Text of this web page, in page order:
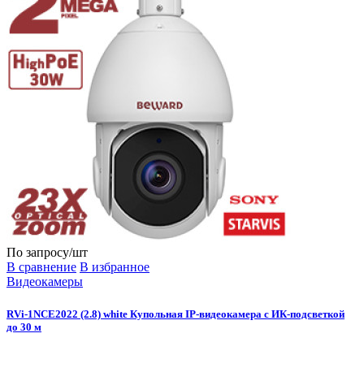
По запросу/шт
В сравнение В избранное
Видеокамеры
RVi-1NCE2022 (2.8) white Купольная IP-видеокамера с ИК-подсветкой
до 30 м